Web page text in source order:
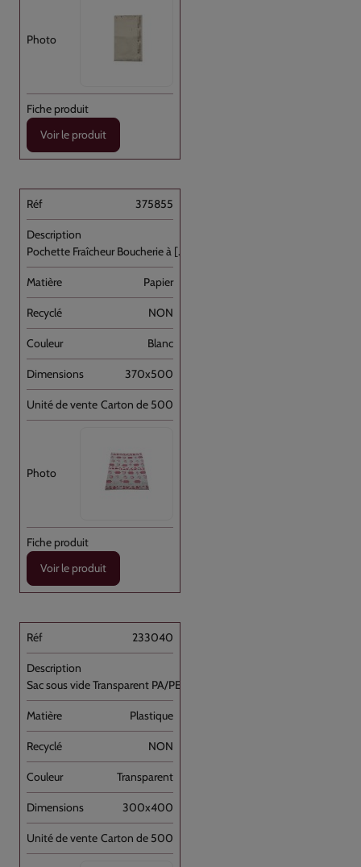
Voir le produit
375855
Pochette Fraîcheur Boucherie à [...]
Papier
NON
Blanc
370x500
Carton de 500
Voir le produit
233040
Sac sous vide Transparent PA/PE 30x40 //500
Plastique
NON
Transparent
300x400
Carton de 500